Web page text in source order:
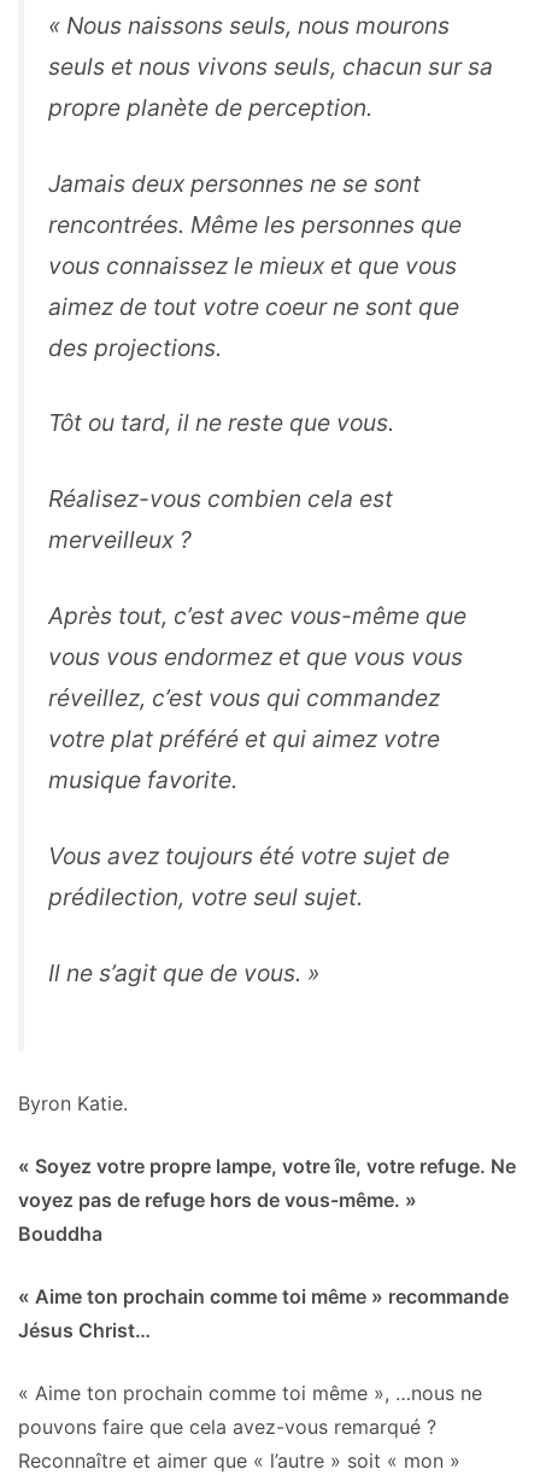
« Nous naissons seuls, nous mourons
seuls et nous vivons seuls, chacun sur sa
propre planète de perception.
Jamais deux personnes ne se sont
rencontrées. Même les personnes que
vous connaissez le mieux et que vous
aimez de tout votre coeur ne sont que
des projections.
Tôt ou tard, il ne reste que vous.
Réalisez-vous combien cela est
merveilleux ?
Après tout, c’est avec vous-même que
vous vous endormez et que vous vous
réveillez, c’est vous qui commandez
votre plat préféré et qui aimez votre
musique favorite.
Vous avez toujours été votre sujet de
prédilection, votre seul sujet.
Il ne s’agit que de vous. »
Byron Katie.
« Soyez votre propre lampe, votre île, votre refuge. Ne
voyez pas de refuge hors de vous-même. »
Bouddha
« Aime ton prochain comme toi même » recommande
Jésus Christ…
« Aime ton prochain comme toi même », …nous ne
pouvons faire que cela avez-vous remarqué ?
Reconnaître et aimer que « l’autre » soit « mon »